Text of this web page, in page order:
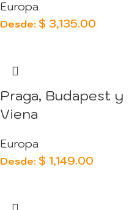
Europa
Desde: $ 3,135.00
Praga, Budapest y
Viena
Europa
Desde: $ 1,149.00